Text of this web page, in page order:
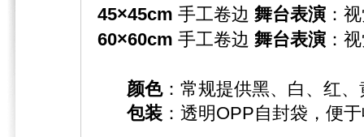
45×45cm 手工卷边 舞台表演 ：
60×60cm ​ 手工卷边 舞台表演 ：
颜色：常规提供黑、白、红
包装 ：透明OPP自封袋，便